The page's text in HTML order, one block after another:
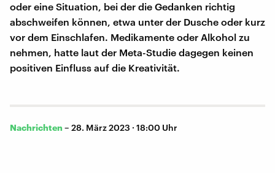
oder eine Situation, bei der die Gedanken richtig
abschweifen können, etwa unter der Dusche oder kurz
vor dem Einschlafen. Medikamente oder Alkohol zu
nehmen, hatte laut der Meta-Studie dagegen keinen
positiven Einfluss auf die Kreativität.
Nachrichten – 28. März 2023 · 18:00 Uhr